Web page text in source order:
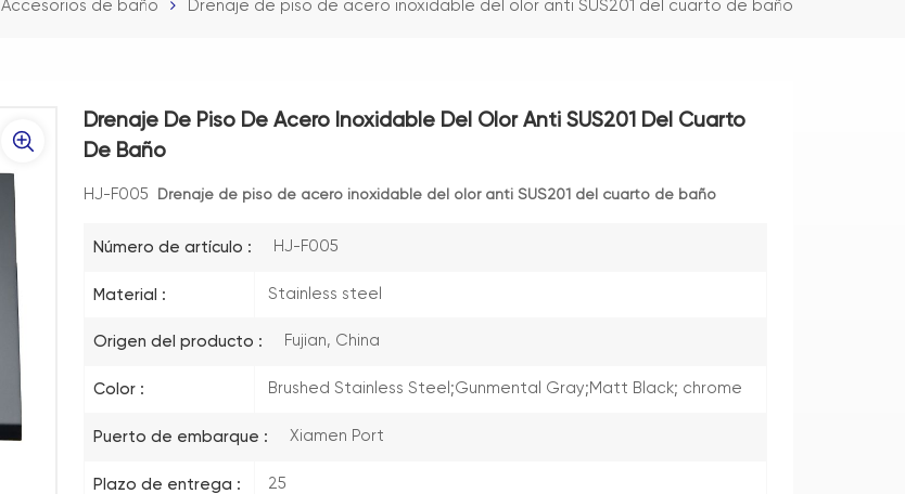
Accesorios de baño Drenaje de piso de acero inoxidable del olor anti SUS201 del cuarto de baño
Drenaje De Piso De Acero Inoxidable Del Olor Anti SUS201 Del Cuarto
De Baño
HJ-F005 Drenaje de piso de acero inoxidable del olor anti SUS201 del cuarto de baño
Número de artículo : HJ-F005
Material : Stainless steel
Origen del producto : Fujian, China
Color : Brushed Stainless Steel;Gunmental Gray;Matt Black; chrome
Puerto de embarque : Xiamen Port
Plazo de entrega : 25